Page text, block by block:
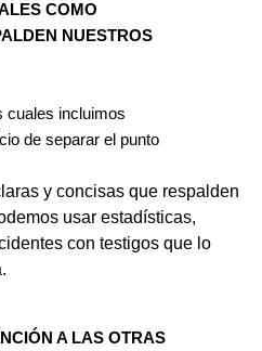
COMO
NUESTROS
cuales incluimos
de separar el punto
y concisas que respalden
usar estadísticas,
con testigos que lo
A LAS OTRAS